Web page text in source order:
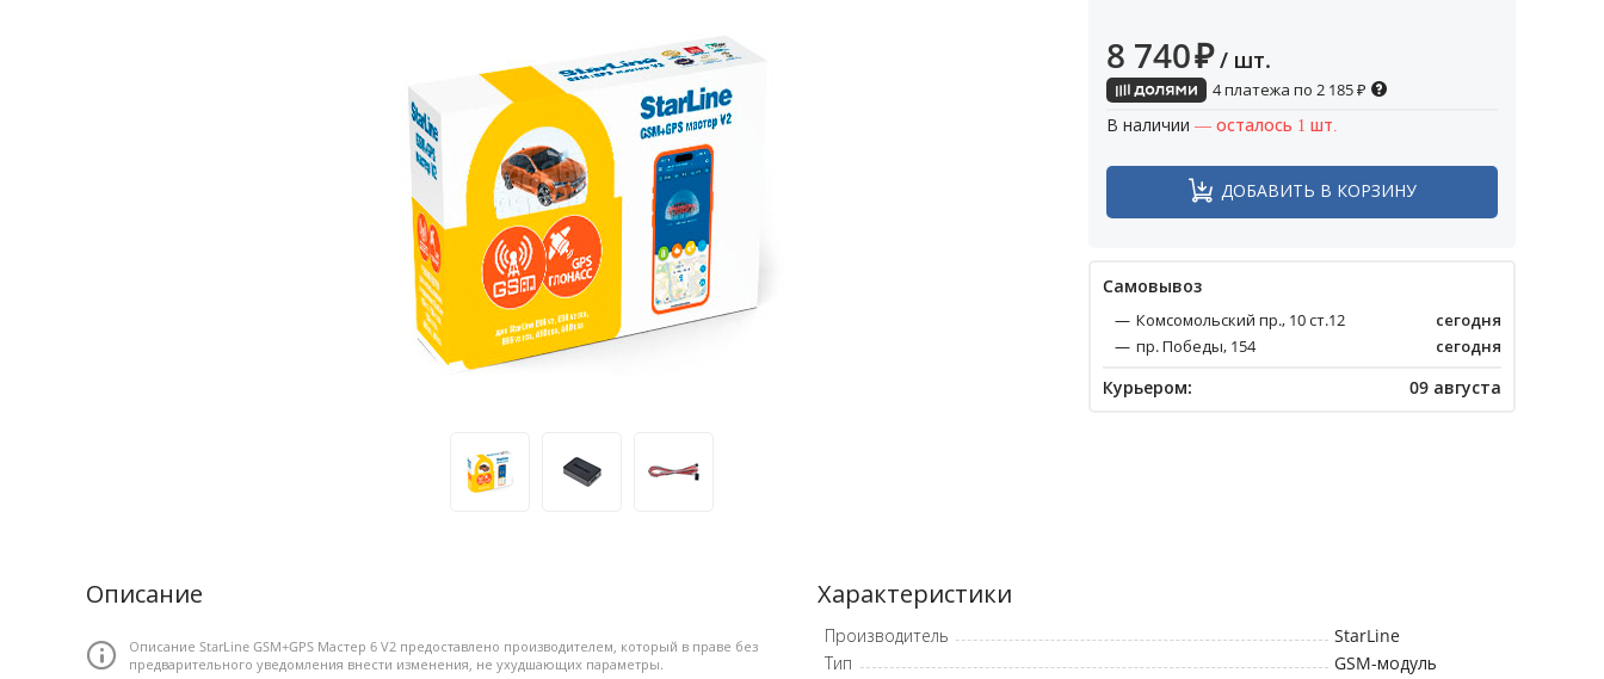
8 740₽ / шт.
4 платежа по 2 185₽
В наличии — осталось 1 шт.
ДОБАВИТЬ В КОРЗИНУ
Cамовывоз
Комсомольский пр., 10 ст.12
сегодня
пр. Победы, 154
сегодня
Курьером: 09 августа
Описание
Описание StarLine GSM+GPS Мастер 6 V2 предоставлено производителем, который в праве без
предварительного уведомления внести изменения, не ухудшающих параметры.
Характеристики
Производитель
StarLine
Тип
GSM-модуль